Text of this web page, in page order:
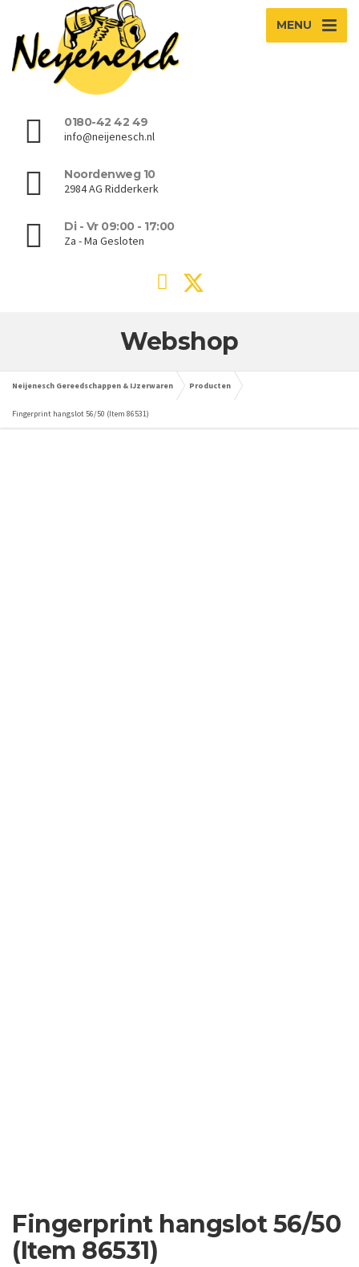
MENU
0180-42 42 49
info@neijenesch.nl
Noordenweg 10
2984 AG Ridderkerk
Di - Vr 09:00 - 17:00
Za - Ma Gesloten
Webshop
Neijenesch Gereedschappen & IJzerwaren Producten
Fingerprint hangslot 56/50 (Item 86531)
Fingerprint hangslot 56/50
(Item 86531)